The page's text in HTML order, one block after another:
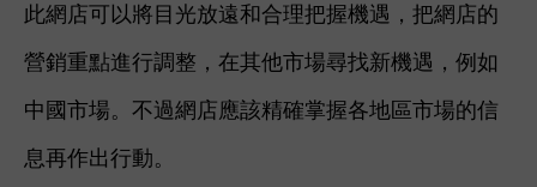
此網店可以將目光放遠和合理把握機遇，把網店的
營銷重點進行調整，在其他市場尋找新機遇，例如
中國市場。不過網店應該精確掌握各地區市場的信
息再作出行動。